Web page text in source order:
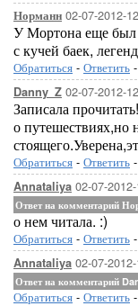
Норманн 02-07-2012-
У Мортона еще был
с кучей баек,
Обратиться - Ответить -
Danny_Z 02-07-2012-
Записала
о путешествиях,но
Обратиться - Ответить -
Annataliya 02-07-
Ответ на комментарий
о нем читала. :)
Обратиться - Ответить -
Annataliya 02-07-
Ответ на комментарий
Обратиться - Ответить -